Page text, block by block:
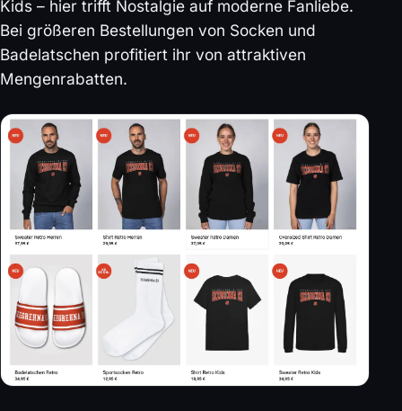
Kids – hier trifft Nostalgie auf moderne Fanliebe.
Bei größeren Bestellungen von Socken und
Badelatschen profitiert ihr von attraktiven
Mengenrabatten.